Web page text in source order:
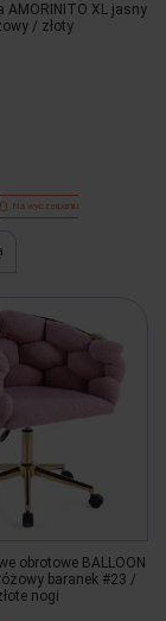
AMORINITO XL jasny
/ złoty
Na wyczerpaniu
obrotowe BALLOON
baranek #23 /
nogi